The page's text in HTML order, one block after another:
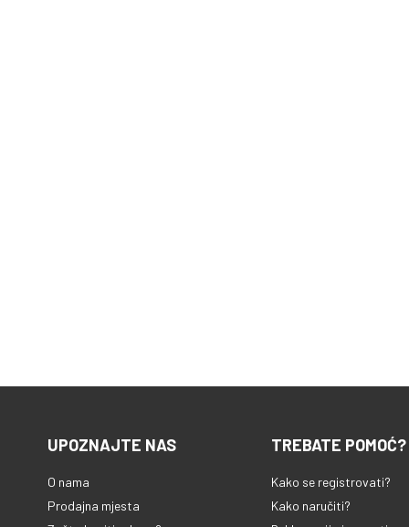
UPOZNAJTE NAS
O nama
Prodajna mjesta
TREBATE POMOĆ?
Kako se registrovati?
Kako naručiti?